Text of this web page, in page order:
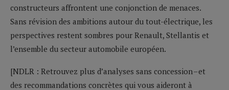
constructeurs affrontent une conjonction de menaces.
Sans révision des ambitions autour du tout-électrique, les
perspectives restent sombres pour Renault, Stellantis et
l’ensemble du secteur automobile européen.
[NDLR : Retrouvez plus d’analyses sans concession – et
des recommandations concrètes qui vous aideront à